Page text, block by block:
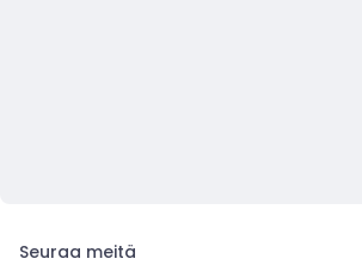
Seuraa meitä